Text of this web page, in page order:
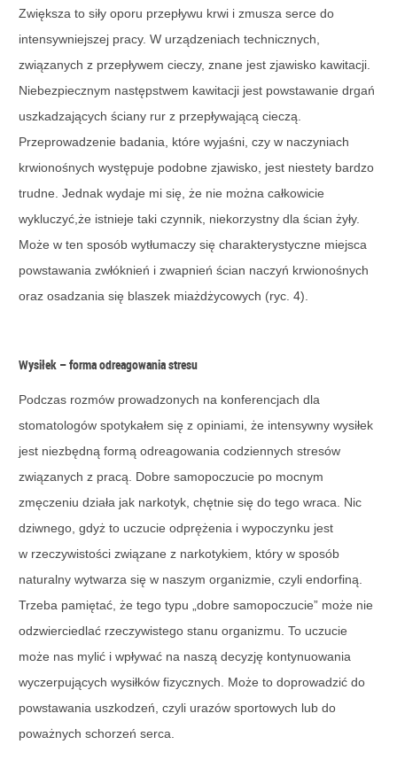
Zwiększa to siły oporu przepływu krwi i zmusza serce do
intensywniejszej pracy. W urządzeniach technicznych,
związanych z przepływem cieczy, znane jest zjawisko kawitacji.
Niebezpiecznym następstwem kawitacji jest powstawanie drgań
uszkadzających ściany rur z przepływającą cieczą.
Przeprowadzenie badania, które wyjaśni, czy w naczyniach
krwionośnych występuje podobne zjawisko, jest niestety bardzo
trudne. Jednak wydaje mi się, że nie można całkowicie
wykluczyć,że istnieje taki czynnik, niekorzystny dla ścian żyły.
Może w ten sposób wytłumaczy się charakterystyczne miejsca
powstawania zwłóknień i zwapnień ścian naczyń krwionośnych
oraz osadzania się blaszek miażdżycowych (ryc. 4).
Wysiłek – forma odreagowania stresu
Podczas rozmów prowadzonych na konferencjach dla
stomatologów spotykałem się z opiniami, że intensywny wysiłek
jest niezbędną formą odreagowania codziennych stresów
związanych z pracą. Dobre samopoczucie po mocnym
zmęczeniu działa jak narkotyk, chętnie się do tego wraca. Nic
dziwnego, gdyż to uczucie odprężenia i wypoczynku jest
w rzeczywistości związane z narkotykiem, który w sposób
naturalny wytwarza się w naszym organizmie, czyli endorfiną.
Trzeba pamiętać, że tego typu „dobre samopoczucie” może nie
odzwierciedlać rzeczywistego stanu organizmu. To uczucie
może nas mylić i wpływać na naszą decyzję kontynuowania
wyczerpujących wysiłków fizycznych. Może to doprowadzić do
powstawania uszkodzeń, czyli urazów sportowych lub do
poważnych schorzeń serca.